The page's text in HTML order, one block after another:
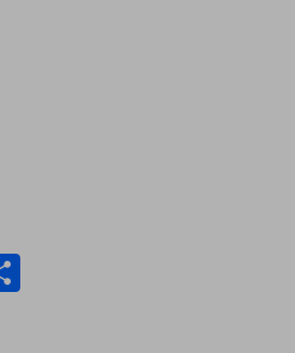
Compartir